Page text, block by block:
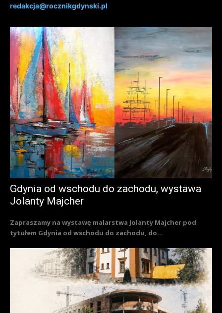
redakcja@rocznikgdynski.pl
Gdynia od wschodu do zachodu, wystawa
Jolanty Majcher
Zapraszamy na wystawę malarstwa Jolanty Majcher pod
tytułem Gdynia od wschodu do zachodu, do...